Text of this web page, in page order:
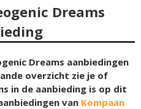
Dreams
Dreams aanbiedingen
overzicht zie je of
in de aanbieding is op dit
van Kompaan